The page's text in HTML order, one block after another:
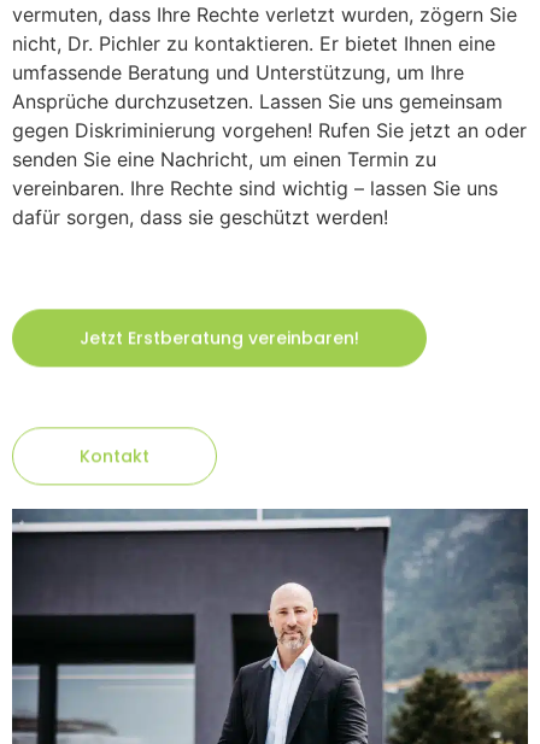
vermuten, dass Ihre Rechte verletzt wurden, zögern Sie
nicht, Dr. Pichler zu kontaktieren. Er bietet Ihnen eine
umfassende Beratung und Unterstützung, um Ihre
Ansprüche durchzusetzen. Lassen Sie uns gemeinsam
gegen Diskriminierung vorgehen! Rufen Sie jetzt an oder
senden Sie eine Nachricht, um einen Termin zu
vereinbaren. Ihre Rechte sind wichtig – lassen Sie uns
dafür sorgen, dass sie geschützt werden!
Jetzt Erstberatung vereinbaren!
Kontakt